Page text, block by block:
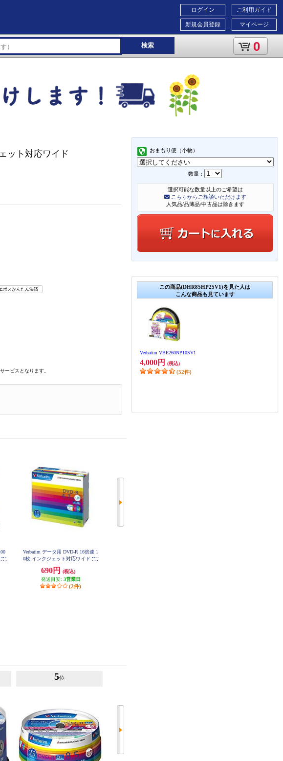
ご利用ガイド
マイページ
ログイン
新規会員登録
検索 0
おまもり便（小物）
数量：
選択可能な数量以上のご希望は
こちらからご相談いただけます
人気品/品薄品/中古品は除きます
この商品(DHR85HP25V1)を見た人は
こんな商品も見ています
Verbatim VBE260NP10SV1
4,000円 (税込)
(52件)
ット対応ワイド
ポスかんたん決済
ービスとなります。
Verbatim データ用 DVD-R 16倍速 1
0枚 インクジェット対応ワイド DH
690円
(税込)
発送目安: 3営業日
(2件)
5位